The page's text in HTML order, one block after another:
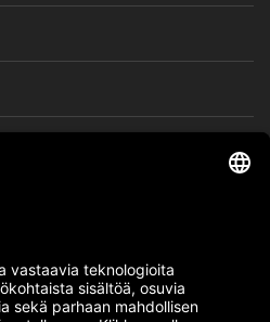
– follow us and show
passion!